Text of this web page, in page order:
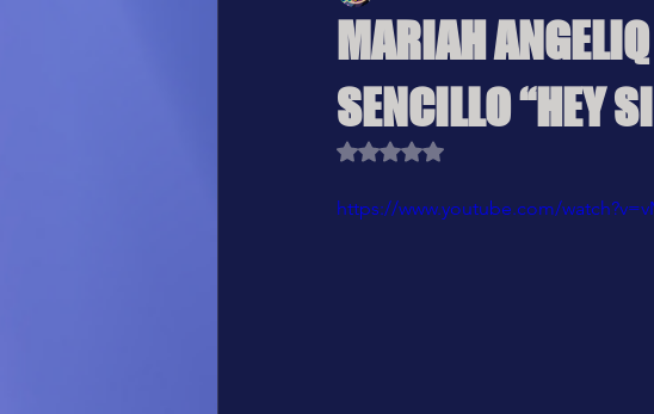
MARIAH
SENCILLO “HEY
Obtuvo NaN de 5 estrellas.
https://www.youtube.com/